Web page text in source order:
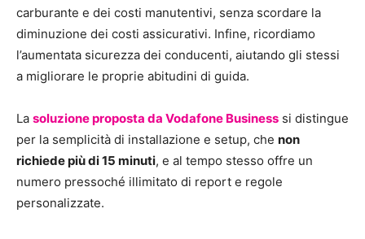
carburante e dei costi manutentivi, senza scordare la
diminuzione dei costi assicurativi. Infine, ricordiamo
l’aumentata sicurezza dei conducenti, aiutando gli stessi
a migliorare le proprie abitudini di guida.
La soluzione proposta da Vodafone Business si distingue
per la semplicità di installazione e setup, che non
richiede più di 15 minuti, e al tempo stesso offre un
numero pressoché illimitato di report e regole
personalizzate.